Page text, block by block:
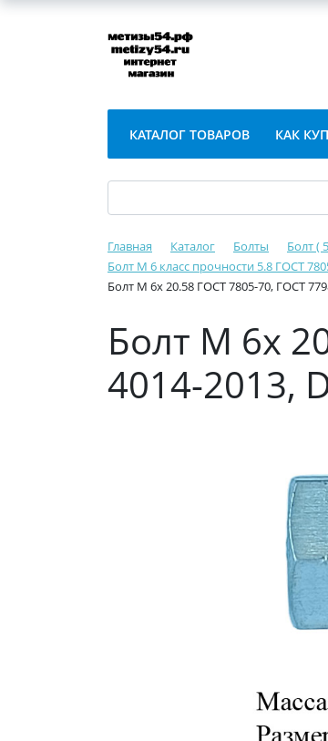
КАТАЛОГ ТОВАРОВ КАК
Главная Каталог Болты
Болт (
Болт М 6 класс прочности 5.8 ГОСТ
Болт М 6х 20.58 ГОСТ 7805-70, ГОСТ
Болт М 6х
4014-2013,